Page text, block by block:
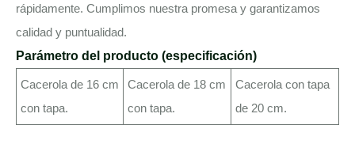
rápidamente. Cumplimos nuestra promesa y garantizamos
calidad y puntualidad.
Parámetro del producto (especificación)
Cacerola de 16 cm
con tapa.
Cacerola de 18 cm
con tapa.
Cacerola con tapa
de 20 cm.